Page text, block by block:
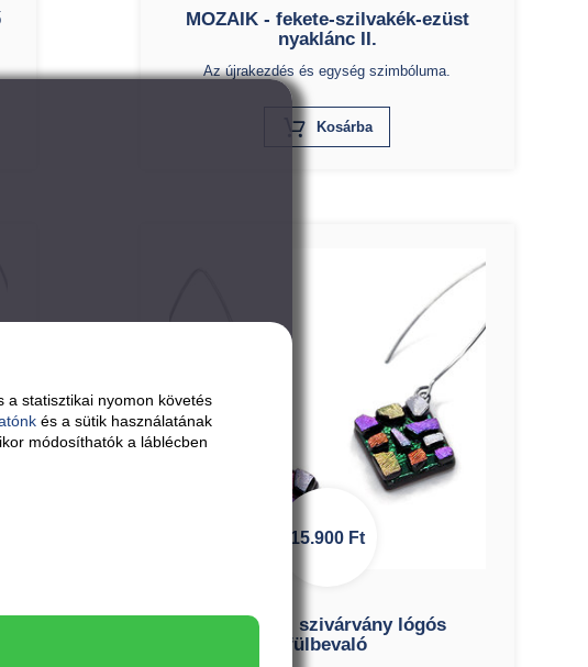
MOZAIK - fekete-szilvakék-ezüst
nyaklánc II.
Az újrakezdés és egység szimbóluma.
Kosárba
X
15.900Ft
MOZAIK - szivárvány lógós
fülbevaló
a statisztikai nyomon követés
és a sütik használatának
módosíthatók a láblécben